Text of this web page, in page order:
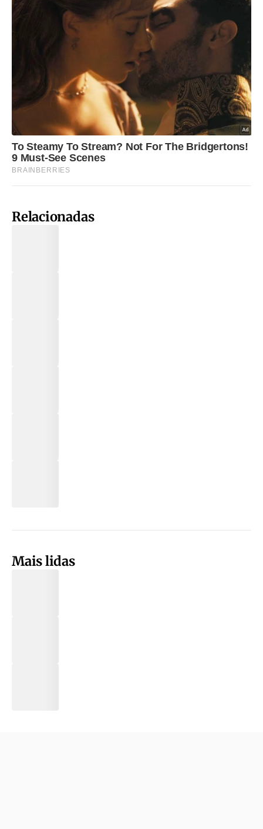
Relacionadas
Mais lidas